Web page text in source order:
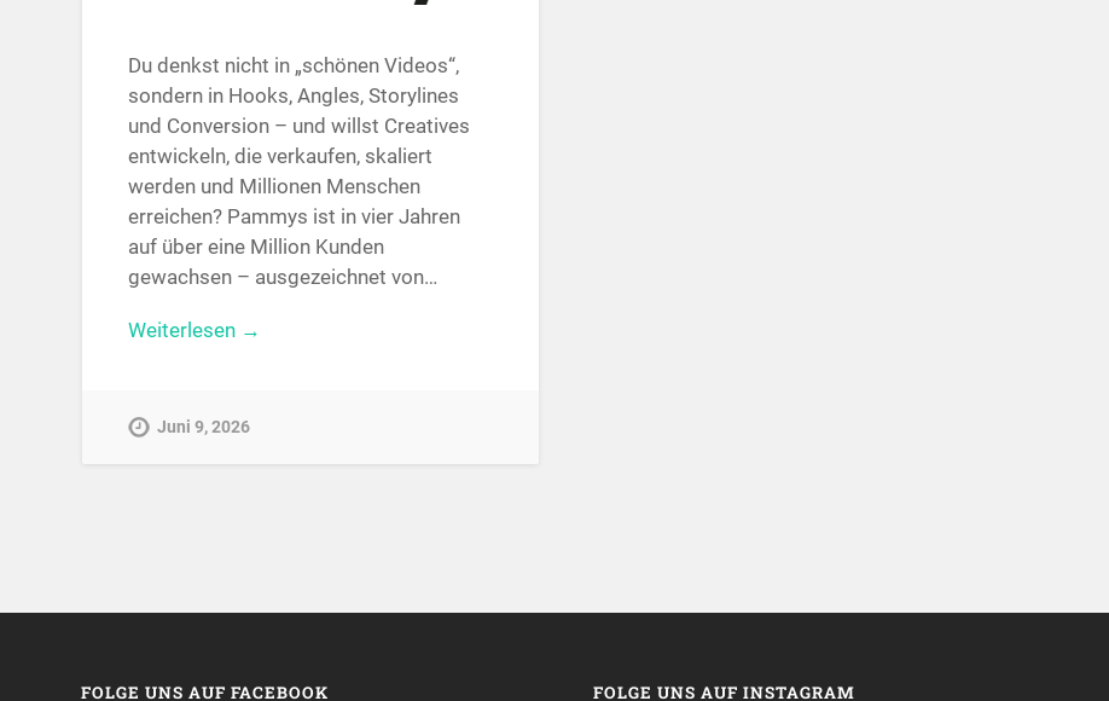
Du denkst nicht in „schönen Videos“,
sondern in Hooks, Angles, Storylines
und Conversion – und willst Creatives
entwickeln, die verkaufen, skaliert
werden und Millionen Menschen
erreichen? Pammys ist in vier Jahren
auf über eine Million Kunden
gewachsen – ausgezeichnet von…
Weiterlesen →
Juni 9, 2026
FOLGE UNS AUF FACEBOOK FOLGE UNS AUF INSTAGRAM